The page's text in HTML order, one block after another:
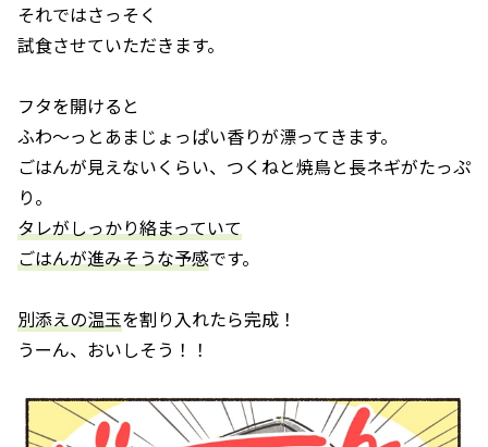
それではさっそく
試食させていただきます。
フタを開けると
ふわ〜っとあまじょっぱい香りが漂ってきます。
ごはんが見えないくらい、つくねと焼鳥と長ネギがたっぷ
り。
タレがしっかり絡まっていて
ごはんが進みそうな予感です。
別添えの温玉を割り入れたら完成！
うーん、おいしそう！！